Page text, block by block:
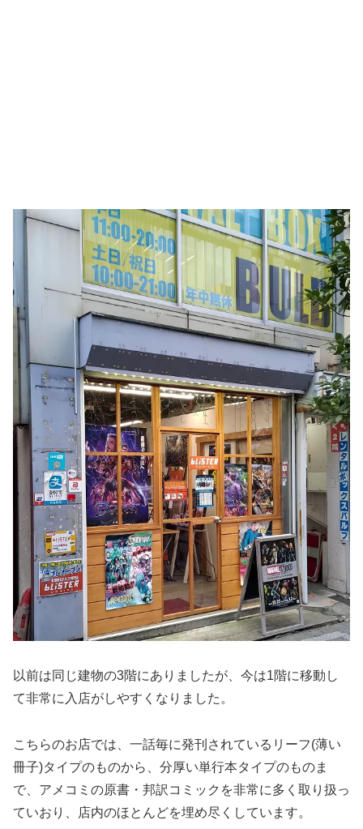
以前は同じ建物の3階にありましたが、今は1階に移動し
て非常に入店がしやすくなりました。
こちらのお店では、一話毎に発刊されているリーフ(薄い
冊子)タイプのものから、分厚い単行本タイプのものま
で、アメコミの原書・邦訳コミックを非常に多く取り扱っ
ていおり、店内のほとんどを埋め尽くしています。